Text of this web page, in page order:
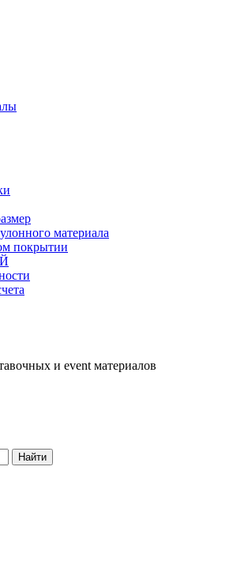
материала
покрытии
и event материалов
Найти